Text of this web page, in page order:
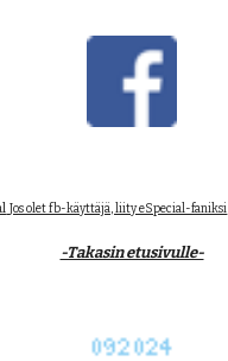
Jos olet fb-käyttäjä, liity eSpecial-faniksi
-Takasin etusivulle-